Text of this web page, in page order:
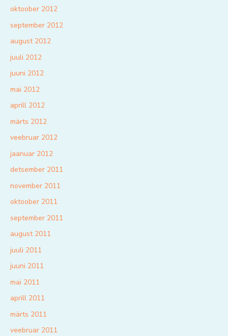
oktoober 2012
september 2012
august 2012
juuli 2012
juuni 2012
mai 2012
aprill 2012
märts 2012
veebruar 2012
jaanuar 2012
detsember 2011
november 2011
oktoober 2011
september 2011
august 2011
juuli 2011
juuni 2011
mai 2011
aprill 2011
märts 2011
veebruar 2011